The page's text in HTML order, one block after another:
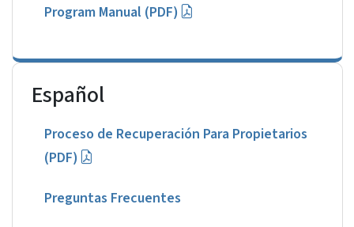
Program Manual (PDF)
Español
Proceso de Recuperación Para Propietarios
(PDF)
Preguntas Frecuentes